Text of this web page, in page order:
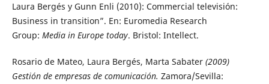
Laura Bergés y Gunn Enli (2010): Commercial televisión:
Business in transition”. En: Euromedia Research
Group: Media in Europe today. Bristol: Intellect.
Rosario de Mateo, Laura Bergés, Marta Sabater(2009)
Gestión de empresas de comunicación. Zamora/Sevilla: